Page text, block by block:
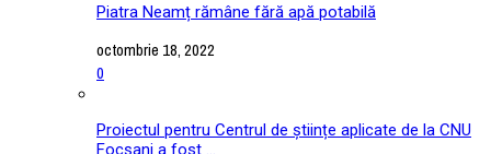
Piatra Neamț rămâne fără apă potabilă
octombrie 18, 2022
0
Proiectul pentru Centrul de științe aplicate de la CNU
Focșani a fost ...